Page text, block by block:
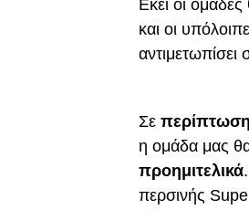
Eκεί οι
και οι
Σε
η ομάδα μας θα
προημιτελικά
περσινής